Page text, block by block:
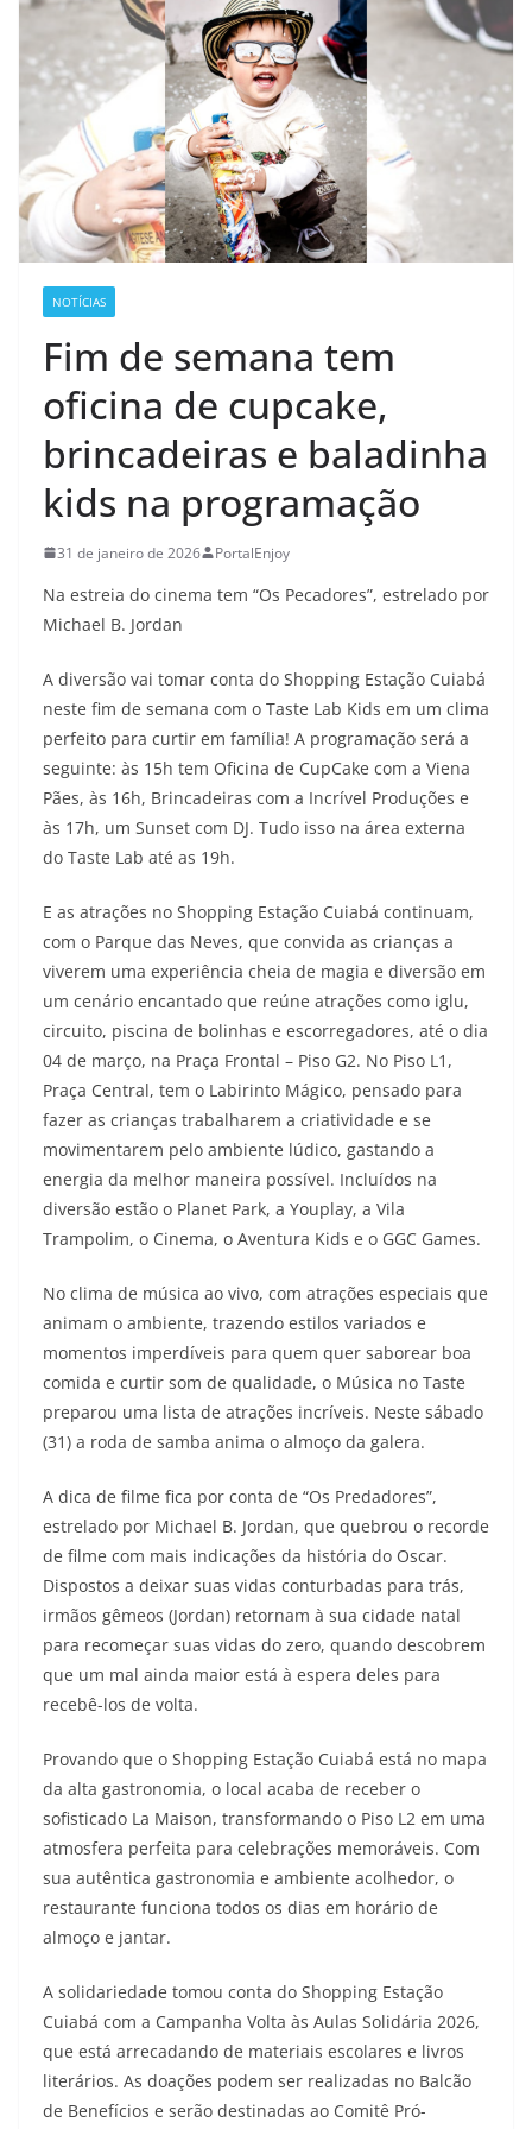
NOTÍCIAS
Fim de semana tem
oficina de cupcake,
brincadeiras e baladinha
kids na programação
31 de janeiro de 2026 PortalEnjoy
Na estreia do cinema tem “Os Pecadores”, estrelado por
Michael B. Jordan
A diversão vai tomar conta do Shopping Estação Cuiabá
neste fim de semana com o Taste Lab Kids em um clima
perfeito para curtir em família! A programação será a
seguinte: às 15h tem Oficina de CupCake com a Viena
Pães, às 16h, Brincadeiras com a Incrível Produções e
às 17h, um Sunset com DJ. Tudo isso na área externa
do Taste Lab até as 19h.
E as atrações no Shopping Estação Cuiabá continuam,
com o Parque das Neves, que convida as crianças a
viverem uma experiência cheia de magia e diversão em
um cenário encantado que reúne atrações como iglu,
circuito, piscina de bolinhas e escorregadores, até o dia
04 de março, na Praça Frontal – Piso G2. No Piso L1,
Praça Central, tem o Labirinto Mágico, pensado para
fazer as crianças trabalharem a criatividade e se
movimentarem pelo ambiente lúdico, gastando a
energia da melhor maneira possível. Incluídos na
diversão estão o Planet Park, a Youplay, a Vila
Trampolim, o Cinema, o Aventura Kids e o GGC Games.
No clima de música ao vivo, com atrações especiais que
animam o ambiente, trazendo estilos variados e
momentos imperdíveis para quem quer saborear boa
comida e curtir som de qualidade, o Música no Taste
preparou uma lista de atrações incríveis. Neste sábado
(31) a roda de samba anima o almoço da galera.
A dica de filme fica por conta de “Os Predadores”,
estrelado por Michael B. Jordan, que quebrou o recorde
de filme com mais indicações da história do Oscar.
Dispostos a deixar suas vidas conturbadas para trás,
irmãos gêmeos (Jordan) retornam à sua cidade natal
para recomeçar suas vidas do zero, quando descobrem
que um mal ainda maior está à espera deles para
recebê-los de volta.
Provando que o Shopping Estação Cuiabá está no mapa
da alta gastronomia, o local acaba de receber o
sofisticado La Maison, transformando o Piso L2 em uma
atmosfera perfeita para celebrações memoráveis. Com
sua autêntica gastronomia e ambiente acolhedor, o
restaurante funciona todos os dias em horário de
almoço e jantar.
A solidariedade tomou conta do Shopping Estação
Cuiabá com a Campanha Volta às Aulas Solidária 2026,
que está arrecadando de materiais escolares e livros
literários. As doações podem ser realizadas no Balcão
de Benefícios e serão destinadas ao Comitê Pró-